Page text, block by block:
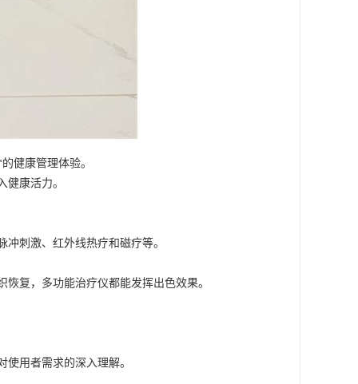
健康管理体验。
康活力。
刺激、红外线热疗和磁疗等。
复，多功能治疗仪都能发挥出色效果。
用者需求的深入理解。